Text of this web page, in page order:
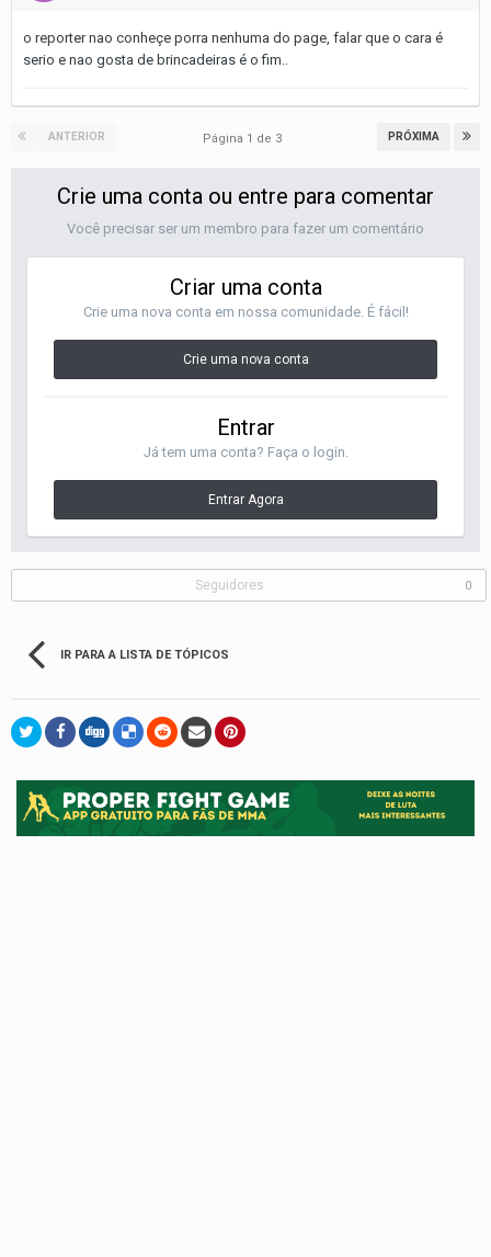
o reporter nao conheçe porra nenhuma do page, falar que o cara é
serio e nao gosta de brincadeiras é o fim..
ANTERIOR PRÓXIMA
Página 1 de 3
Crie uma conta ou entre para comentar
Você precisar ser um membro para fazer um comentário
Criar uma conta
Crie uma nova conta em nossa comunidade. É fácil!
Crie uma nova conta
Entrar
Já tem uma conta? Faça o login.
Entrar Agora
Seguidores 0
IR PARA A LISTA DE TÓPICOS